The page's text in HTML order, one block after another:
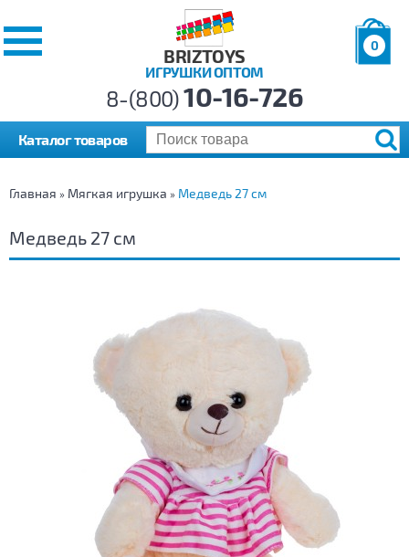
BRIZTOYS
ИГРУШКИ ОПТОМ
0
р.
8-(800)10-16-726
Каталог товаров
Главная » Мягкая игрушка » Медведь 27 см
Медведь 27 см